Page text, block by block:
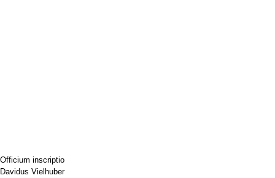
Officium inscriptio
Davidus Vielhuber